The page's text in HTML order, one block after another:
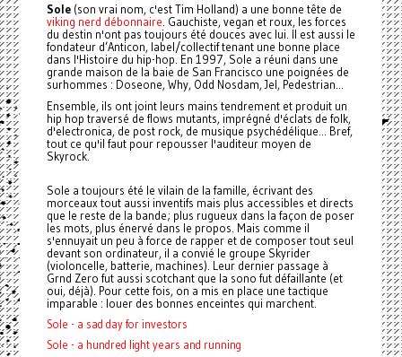
Sole(son vrai nom, c'est Tim Holland) a une bonne tête de
viking nerd débonnaire . Gauchiste, vegan et roux, les forces
du destin n'ont pas toujours été douces avec lui. Il est aussi le
fondateur d’Anticon, label/collectif tenant une bonne place
dans l'Histoire du hip-hop. En 1997, Sole a réuni dans une
grande maison de la baie de San Francisco une poignées de
surhommes : Doseone, Why, Odd Nosdam, Jel, Pedestrian...
Ensemble, ils ont joint leurs mains tendrement et produit un
hip hop traversé de flows mutants, imprégné d'éclats de folk,
d'electronica, de post rock, de musique psychédélique... Bref,
tout ce qu'il faut pour repousser l'auditeur moyen de
Skyrock.
Sole a toujours été le vilain de la famille, écrivant des
morceaux tout aussi inventifs mais plus accessibles et directs
que le reste de la bande; plus rugueux dans la façon de poser
les mots, plus énervé dans le propos. Mais comme il
s'ennuyait un peu à force de rapper et de composer tout seul
devant son ordinateur, il a convié le groupe Skyrider
(violoncelle, batterie, machines). Leur dernier passage à
Grnd Zero fut aussi scotchant que la sono fut défaillante (et
oui, déjà). Pour cette fois, on a mis en place une tactique
imparable : louer des bonnes enceintes qui marchent.
Sole - a sad day for investors
Sole - a hundred light years and running